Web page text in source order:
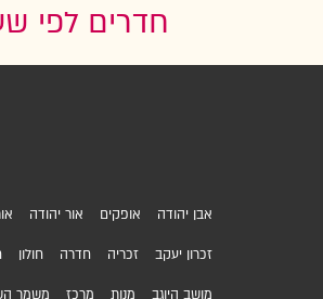
חדרים לפי
אבן יהודה אופקים אור יהודה
זכרון יעקב זכריה חדרה חולון
מושב היוגב מנות מרכז משמר